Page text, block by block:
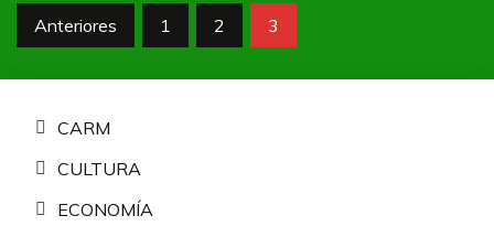
Paginación
Anteriores 1 2 3
CARM
CULTURA
ECONOMÍA